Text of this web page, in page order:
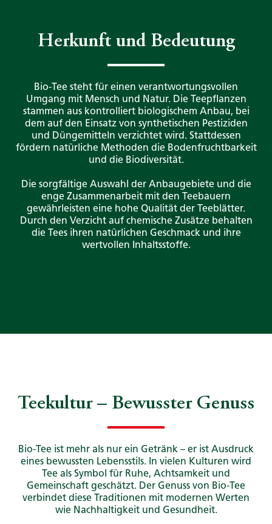
Herkunft und Bedeutung
Bio-Tee steht für einen verantwortungsvollen
Umgang mit Mensch und Natur. Die Teepflanzen
stammen aus kontrolliert biologischem Anbau, bei
dem auf den Einsatz von synthetischen Pestiziden
und Düngemitteln verzichtet wird. Stattdessen
fördern natürliche Methoden die Bodenfruchtbarkeit
und die Biodiversität.​
Die sorgfältige Auswahl der Anbaugebiete und die
enge Zusammenarbeit mit den Teebauern
gewährleisten eine hohe Qualität der Teeblätter.
Durch den Verzicht auf chemische Zusätze behalten
die Tees ihren natürlichen Geschmack und ihre
wertvollen Inhaltsstoffe.​
Teekultur – Bewusster Genuss
Bio-Tee ist mehr als nur ein Getränk – er ist Ausdruck
eines bewussten Lebensstils. In vielen Kulturen wird
Tee als Symbol für Ruhe, Achtsamkeit und
Gemeinschaft geschätzt. Der Genuss von Bio-Tee
verbindet diese Traditionen mit modernen Werten
wie Nachhaltigkeit und Gesundheit.​